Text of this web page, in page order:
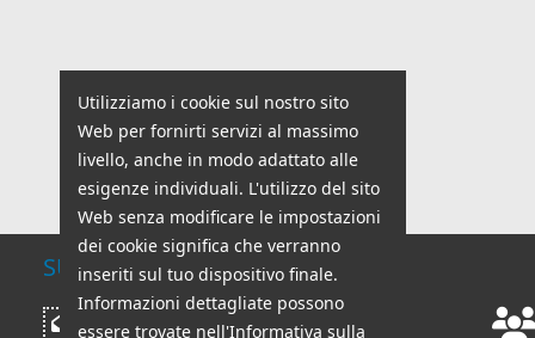
SUPPORTO TECNICO
Scrivi messaggio
Orari di lavoro:
Utilizziamo i cookie sul nostro sito
Web per fornirti servizi al massimo
livello, anche in modo adattato alle
esigenze individuali. L'utilizzo del sito
Web senza modificare le impostazioni
dei cookie significa che verranno
inseriti sul tuo dispositivo finale.
Informazioni dettagliate possono
essere trovate nell'Informativa sulla